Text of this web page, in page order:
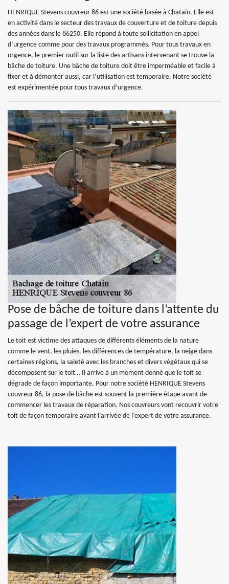
HENRIQUE Stevens couvreur 86 est une société basée à Chatain. Elle est
en activité dans le secteur des travaux de couverture et de toiture depuis
des années dans le 86250. Elle répond à toute sollicitation en appel
d’urgence comme pour des travaux programmés. Pour tous travaux en
urgence, le premier outil sur la liste des artisans intervenant se trouve la
bâche de toiture. Une bâche de toiture doit être imperméable et facile à
fixer et à démonter aussi, car l’utilisation est temporaire. Notre société
est expérimentée pour tous travaux d’urgence.
Pose de bâche de toiture dans l’attente du
passage de l’expert de votre assurance
Le toit est victime des attaques de différents éléments de la nature
comme le vent, les pluies, les différences de température, la neige dans
certaines régions, la saleté avec les branches et divers végétaux qui se
décomposent sur le toit… Il arrive à un moment donné que le toit se
dégrade de façon importante. Pour notre société HENRIQUE Stevens
couvreur 86, la pose de bâche est souvent la première étape avant de
commencer les travaux de réparation. Nos couvreurs vont recouvrir votre
toit de façon temporaire avant l’arrivée de l’expert de votre assurance.